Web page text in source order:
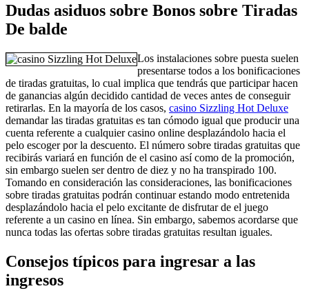
Dudas asiduos sobre Bonos sobre Tiradas
De balde
Los instalaciones sobre puesta suelen
presentarse todos a los bonificaciones
de tiradas gratuitas, lo cual implica que tendrás que participar hacen
de ganancias algún decidido cantidad de veces antes de conseguir
retirarlas. En la mayoría de los casos, casino Sizzling Hot Deluxe
demandar las tiradas gratuitas es tan cómodo igual que producir una
cuenta referente a cualquier casino online desplazándolo hacia el
pelo escoger por la descuento. El número sobre tiradas gratuitas que
recibirás variará en función de el casino así­ como de la promoción,
sin embargo suelen ser dentro de diez y no ha transpirado 100.
Tomando en consideración las consideraciones, las bonificaciones
sobre tiradas gratuitas podrán continuar estando modo entretenida
desplazándolo hacia el pelo excitante de disfrutar de el juego
referente a un casino en línea. Sin embargo, sabemos acordarse que
nunca todas las ofertas sobre tiradas gratuitas resultan iguales.
Consejos típicos para ingresar a las
ingresos